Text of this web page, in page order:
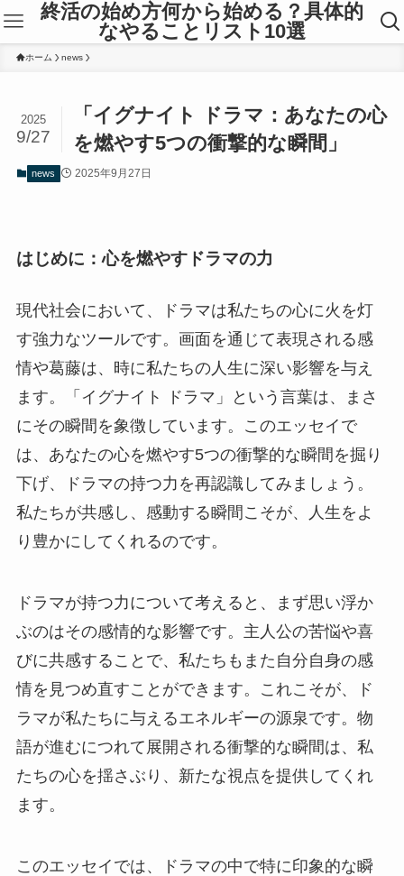
終活の始め方何から始める？具体的
なやることリスト10選
ホーム news
「イグナイト ドラマ：あなたの心
を燃やす5つの衝撃的な瞬間」
2025
9/27
news 2025年9月27日
はじめに：心を燃やすドラマの力
現代社会において、ドラマは私たちの心に火を灯
す強力なツールです。画面を通じて表現される感
情や葛藤は、時に私たちの人生に深い影響を与え
ます。「イグナイト ドラマ」という言葉は、まさ
にその瞬間を象徴しています。このエッセイで
は、あなたの心を燃やす5つの衝撃的な瞬間を掘り
下げ、ドラマの持つ力を再認識してみましょう。
私たちが共感し、感動する瞬間こそが、人生をよ
り豊かにしてくれるのです。
ドラマが持つ力について考えると、まず思い浮か
ぶのはその感情的な影響です。主人公の苦悩や喜
びに共感することで、私たちもまた自分自身の感
情を見つめ直すことができます。これこそが、ド
ラマが私たちに与えるエネルギーの源泉です。物
語が進むにつれて展開される衝撃的な瞬間は、私
たちの心を揺さぶり、新たな視点を提供してくれ
ます。
このエッセイでは、ドラマの中で特に印象的な瞬